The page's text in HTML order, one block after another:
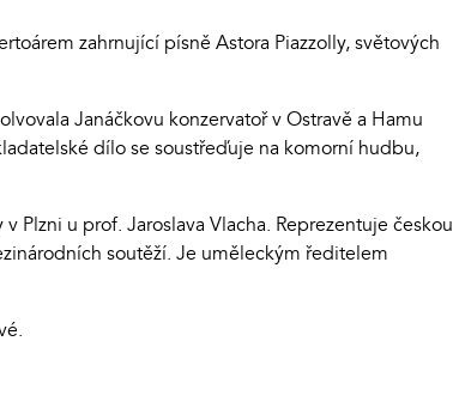
zahrnující písně Astora Piazzolly, světových
Janáčkovu konzervatoř v Ostravě a Hamu
dílo se soustřeďuje na komorní hudbu,
Plzni u prof. Jaroslava Vlacha. Reprezentuje českou
soutěží. Je uměleckým ředitelem